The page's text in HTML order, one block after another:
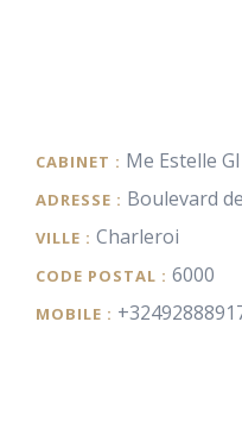
CABINET : Me Estelle
ADRESSE : Boulevard
VILLE : Charleroi
CODE POSTAL : 6000
MOBILE :